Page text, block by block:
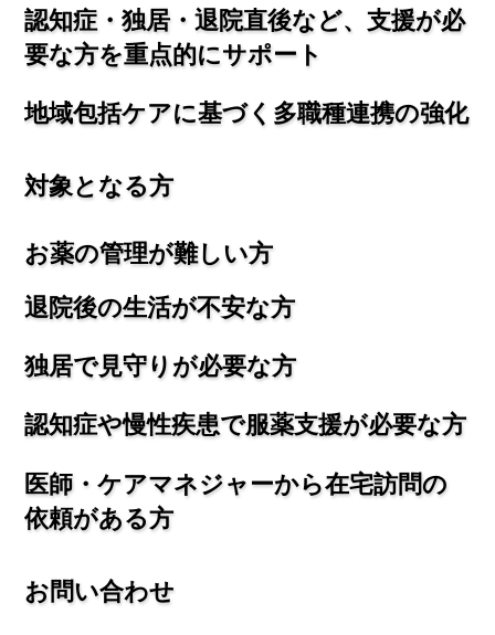
認知症・独居・退院直後など、支援が必
要な方を重点的にサポート
地域包括ケアに基づく多職種連携の強化
対象となる方
お薬の管理が難しい方
退院後の生活が不安な方
独居で見守りが必要な方
認知症や慢性疾患で服薬支援が必要な方
医師・ケアマネジャーから在宅訪問の
依頼がある方
お問い合わせ